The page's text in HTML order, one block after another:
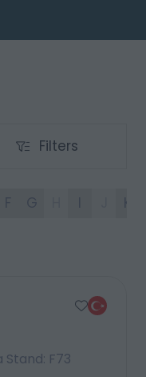
Filters
Filters
Stand: F73